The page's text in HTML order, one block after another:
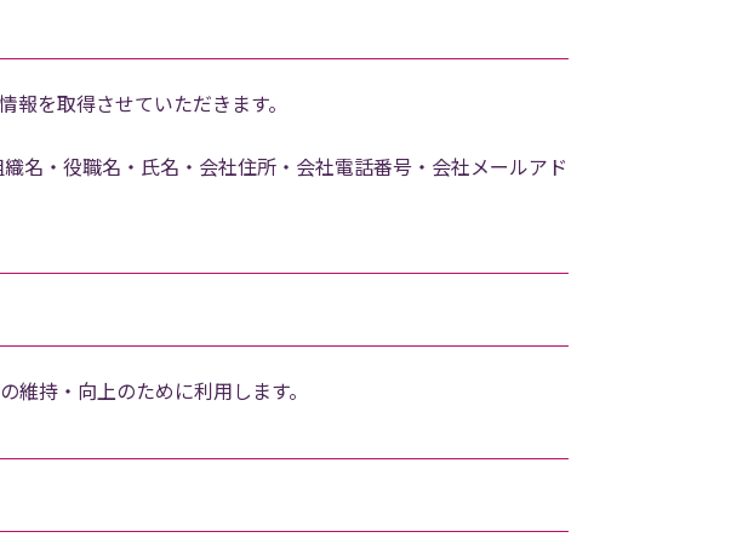
を取得させていただきます。
名・役職名・氏名・会社住所・会社電話番号・会社メールアド
持・向上のために利用します。